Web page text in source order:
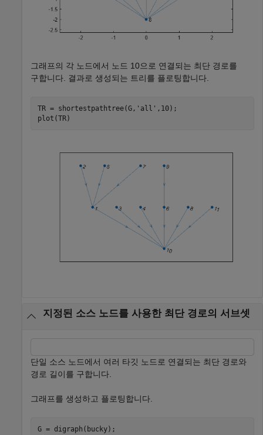
그래프의 각 노드에서 노드 10으로 연결되는 최단 경로를
구합니다. 결과로 생성되는 트리를 플로팅합니다.
TR = shortestpathtree(G, 'all' ,10);
plot(TR)
지정된 소스 노드를 사용한 최단 경로의 서브셋
단일 소스 노드에서 여러 타깃 노드로 연결되는 최단 경로와
경로 길이를 구합니다.
그래프를 생성하고 플로팅합니다.
G = digraph(bucky);